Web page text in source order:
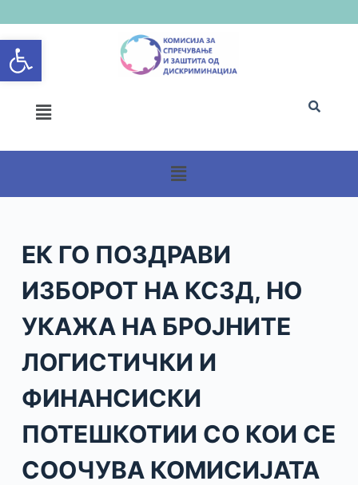
Open toolbark
i
p
nЕК ГО ПОЗДРАВИ
ИЗБОРОТ НА КСЗД, НО
УКАЖА НА БРОЈНИТЕ
ЛОГИСТИЧКИ И
ФИНАНСИСКИ
ПОТЕШКОТИИ СО КОИ СЕ
СООЧУВА КОМИСИЈАТА